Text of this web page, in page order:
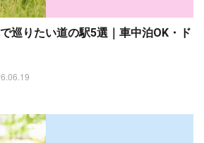
巡りたい道の駅5選｜車中泊OK・ド